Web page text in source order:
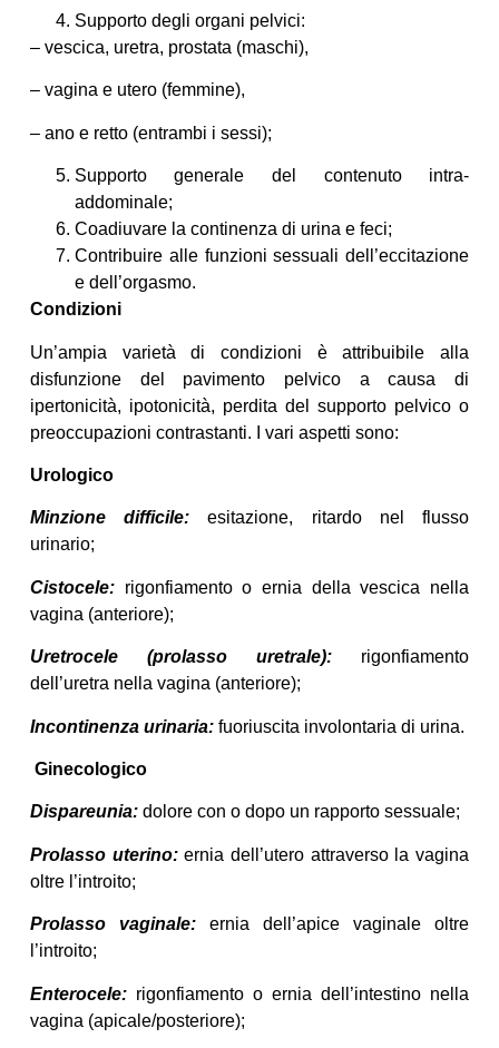
Supporto degli organi pelvici:
– vescica, uretra, prostata (maschi),
– vagina e utero (femmine),
– ano e retto (entrambi i sessi);
Supporto generale del contenuto intra-
addominale;
Coadiuvare la continenza di urina e feci;
Contribuire alle funzioni sessuali dell’eccitazione
e dell’orgasmo.
Condizioni
Un’ampia varietà di condizioni è attribuibile alla
disfunzione del pavimento pelvico a causa di
ipertonicità, ipotonicità, perdita del supporto pelvico o
preoccupazioni contrastanti. I vari aspetti sono:
Urologico
Minzione difficile: esitazione, ritardo nel flusso
urinario;
Cistocele: rigonfiamento o ernia della vescica nella
vagina (anteriore);
Uretrocele (prolasso uretrale): rigonfiamento
dell’uretra nella vagina (anteriore);
Incontinenza urinaria:fuoriuscita involontaria di urina.
Ginecologico
Dispareunia:dolore con o dopo un rapporto sessuale;
Prolasso uterino:ernia dell’utero attraverso la vagina
oltre l’introito;
Prolasso vaginale:ernia dell’apice vaginale oltre
l’introito;
Enterocele:rigonfiamento o ernia dell’intestino nella
vagina (apicale/posteriore);